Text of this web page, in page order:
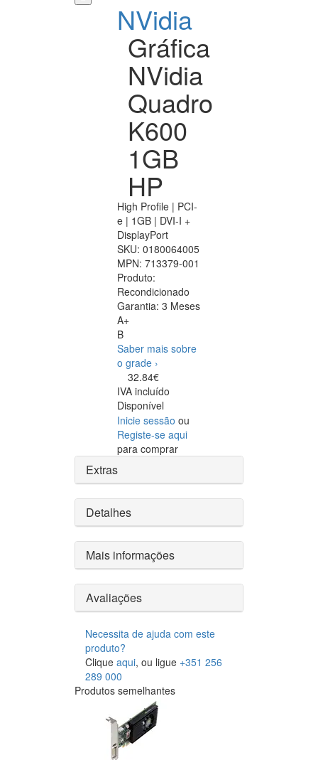
NVidia
Gráfica
NVidia
Quadro
K600
1GB
HP
High Profile | PCI-
e | 1GB | DVI-I +
DisplayPort
SKU: 0180064005
MPN: 713379-001
Produto:
Recondicionado
Garantia: 3 Meses
A+
B
Saber mais sobre
o grade ›
32.84€
IVA incluído
Disponível
Inicie sessão ou
Registe-se aqui
para comprar
Extras
Detalhes
Mais informações
Avaliações
Necessita de ajuda com este
produto?
Clique aqui, ou ligue +351 256
289 000
Produtos semelhantes